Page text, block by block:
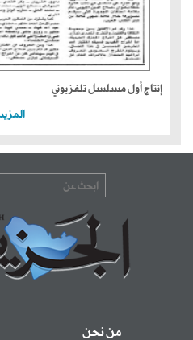
إنتاج أول مسلسل تلفزيوني
المزيد
من نحن